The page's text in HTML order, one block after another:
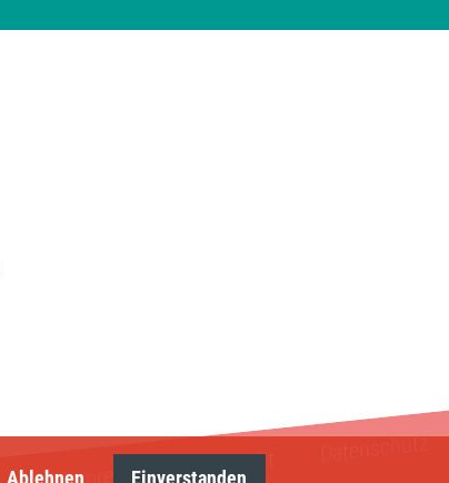
Ablehnen Einverstanden
Kontakt Datenschutz